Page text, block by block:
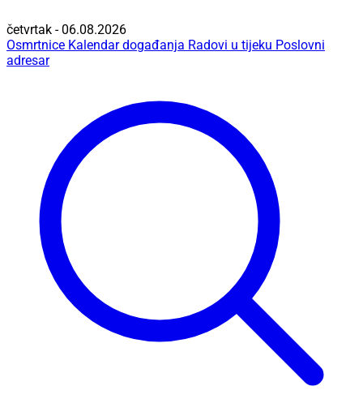
četvrtak - 06.08.2026
Osmrtnice Kalendar događanja Radovi u tijeku Poslovni
adresar